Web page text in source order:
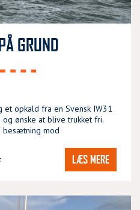
GRUND
et opkald fra en Svensk IW31
ønske at blive trukket fri.
besætning mod
LÆS MERE